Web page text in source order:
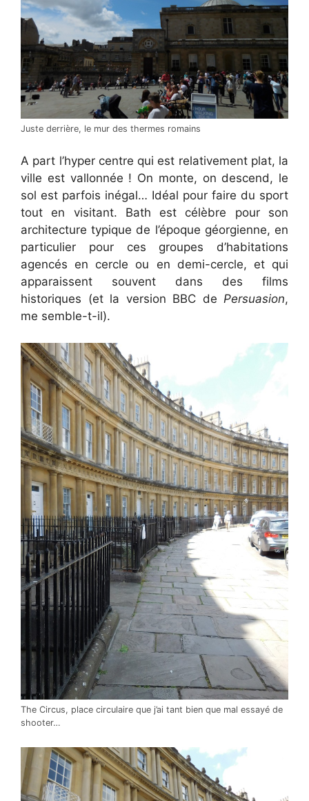
Juste derrière, le mur des thermes romains
A part l’hyper centre qui est relativement plat, la
ville est vallonnée ! On monte, on descend, le
sol est parfois inégal… Idéal pour faire du sport
tout en visitant. Bath est célèbre pour son
architecture typique de l’époque géorgienne, en
particulier pour ces groupes d’habitations
agencés en cercle ou en demi-cercle, et qui
apparaissent souvent dans des films
historiques (et la version BBC de Persuasion,
me semble-t-il).
The Circus, place circulaire que j’ai tant bien que mal essayé de
shooter…